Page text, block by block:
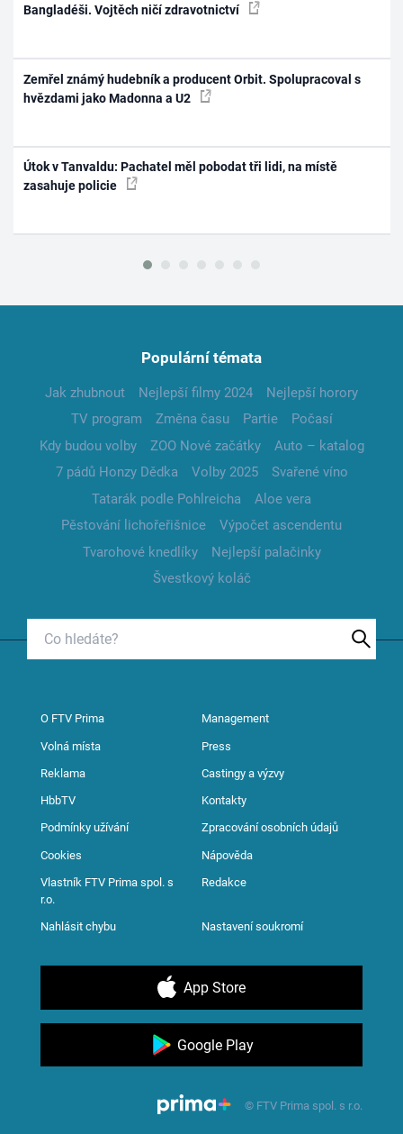
Bangladéši. Vojtěch ničí zdravotnictví
Zemřel známý hudebník a producent Orbit. Spolupracoval s
hvězdami jako Madonna a U2
Útok v Tanvaldu: Pachatel měl pobodat tři lidi, na místě
zasahuje policie
Populární témata
Jak zhubnout Nejlepší filmy 2024
Nejlepší horory
TV program
Změna času Partie
Počasí
Kdy budou volby
ZOO Nové začátky
Auto – katalog
7 pádů Honzy Dědka
Volby 2025
Svařené víno
Tatarák podle Pohlreicha
Aloe vera
Pěstování lichořeřišnice
Výpočet ascendentu
Tvarohové knedlíky
Nejlepší palačinky
Švestkový koláč
O FTV Prima Management
Volná místa Press
Reklama Castingy a výzvy
HbbTV Kontakty
Podmínky užívání Zpracování osobních údajů
Cookies Nápověda
Vlastník FTV Prima spol. s
r.o.
Redakce
Nahlásit chybu Nastavení soukromí
App Store
Google Play
© FTV Prima spol. s r.o.